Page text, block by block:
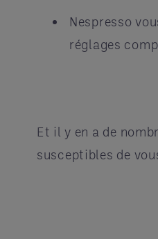
Nespresso
réglages
Et il y en a de
susceptibles de